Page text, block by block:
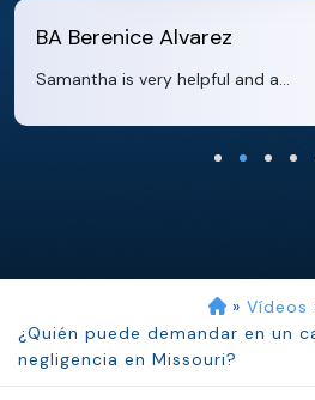
Alvarez
helpful and a...
» Vídeos
¿Quién puede demandar en un
negligencia en Missouri?